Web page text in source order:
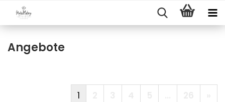
Angebote
1